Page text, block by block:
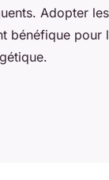
Adopter
bénéfique